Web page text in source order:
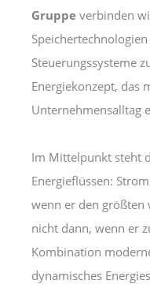
Gruppe verbinden
Steuerungssysteme
Energiekonzept, das
Unternehmensalltag
Im Mittelpunkt steht
Energieflüssen:
wenn er den
nicht dann, wenn er
Kombination
dynamisches